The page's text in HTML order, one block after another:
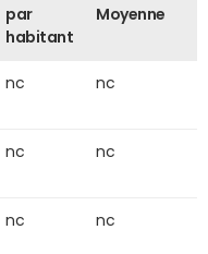
par
habitant
Moyenne
nc nc
nc nc
nc nc